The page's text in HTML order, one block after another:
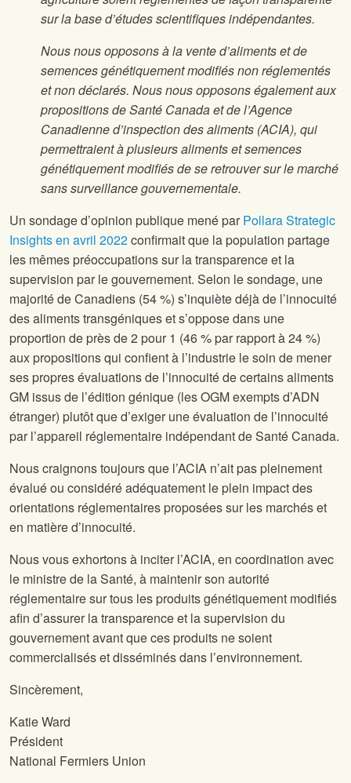
sur la base d’études scientifiques indépendantes.
Nous nous opposons à la vente d’aliments et de
semences génétiquement modifiés non réglementés
et non déclarés. Nous nous opposons également aux
propositions de Santé Canada et de l’Agence
Canadienne d’inspection des aliments (ACIA), qui
permettraient à plusieurs aliments et semences
génétiquement modifiés de se retrouver sur le marché
sans surveillance gouvernementale.
Un sondage d’opinion publique mené parPollara Strategic
Insights en avril 2022confirmait que la population partage
les mêmes préoccupations sur la transparence et la
supervision par le gouvernement. Selon le sondage, une
majorité de Canadiens (54 %) s’inquiète déjà de l’innocuité
des aliments transgéniques et s’oppose dans une
proportion de près de 2 pour 1 (46 % par rapport à 24 %)
aux propositions qui confient à l’industrie le soin de mener
ses propres évaluations de l’innocuité de certains aliments
GM issus de l’édition génique (les OGM exempts d’ADN
étranger) plutôt que d’exiger une évaluation de l’innocuité
par l’appareil réglementaire indépendant de Santé Canada.
Nous craignons toujours que l’ACIA n’ait pas pleinement
évalué ou considéré adéquatement le plein impact des
orientations réglementaires proposées sur les marchés et
en matière d’innocuité.
Nous vous exhortons à inciter l’ACIA, en coordination avec
le ministre de la Santé, à maintenir son autorité
réglementaire sur tous les produits génétiquement modifiés
afin d’assurer la transparence et la supervision du
gouvernement avant que ces produits ne soient
commercialisés et disséminés dans l’environnement.
Sincèrement,
Katie Ward
Président
National Fermiers Union